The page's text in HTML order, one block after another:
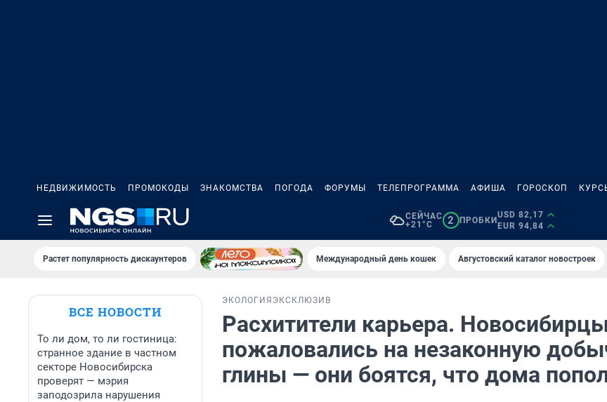
НЕДВИЖИМОСТЬ ПРОМОКОДЫ ЗНАКОМСТВА ПОГОДА ФОРУМЫ ТЕЛЕПРОГРАММА АФИША ГОРОСКОП
СЕЙЧАС
+21°C
2 ПРОБКИ
USD 82,17
EUR 94,84
Растет популярность дискаунтеров Международный день кошек Августовский каталог новостроек
ВСЕ НОВОСТИ
То ли дом, то ли гостиница:
странное здание в частном
секторе Новосибирска
проверят — мэрия
заподозрила нарушения
ЭКОЛОГИЯ ЭКСКЛЮЗИВ
Расхитители карьера.
пожаловались на незаконную
глины — они боятся, что дома